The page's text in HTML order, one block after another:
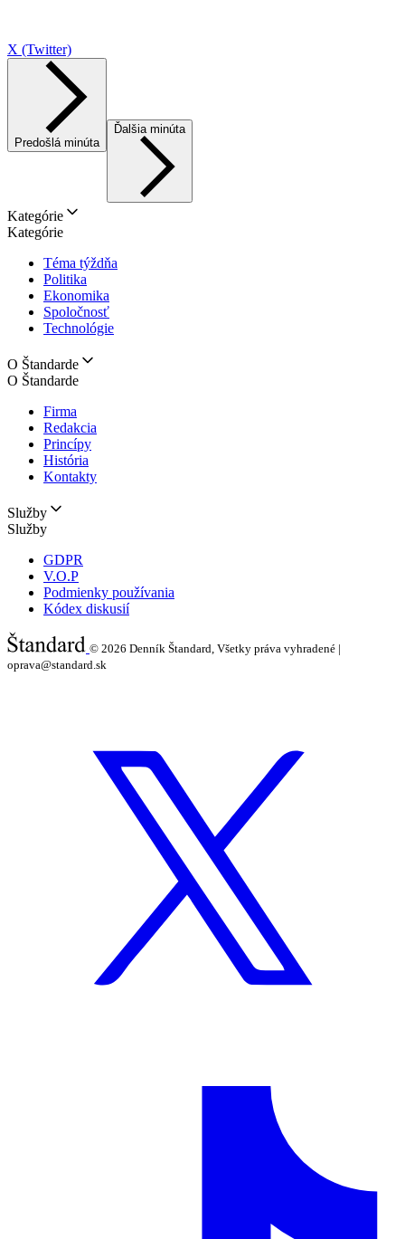
X (Twitter)
Predošlá minúta
Ďalšia minúta
Kategórie
Kategórie
Téma týždňa
Politika
Ekonomika
Spoločnosť
Technológie
O Štandarde
O Štandarde
Firma
Redakcia
Princípy
História
Kontakty
Služby
Služby
GDPR
V.O.P
Podmienky používania
Kódex diskusií
© 2026 Denník Štandard, Všetky práva vyhradené |
oprava@standard.sk